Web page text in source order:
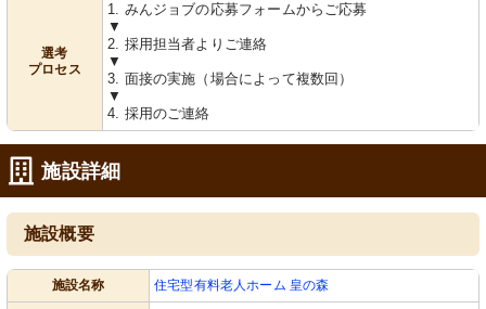
選考
プロセス
1. みんジョブの応募フォームからご応募
▼
2. 採用担当者よりご連絡
▼
3. 面接の実施（場合によって複数回）
▼
4. 採用のご連絡
施設詳細
施設概要
施設名称 住宅型有料老人ホーム 皇の森